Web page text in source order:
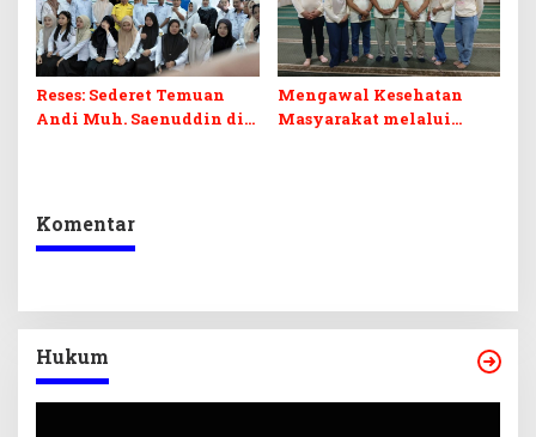
Reses: Sederet Temuan
Andi Muh. Saenuddin di
Mengawal Kesehatan
Masyarakat melalui
Komentar
Hukum